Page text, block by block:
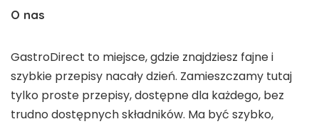
O nas
GastroDirect to miejsce, gdzie znajdziesz fajne i
szybkie przepisy nacały dzień. Zamieszczamy tutaj
tylko proste przepisy, dostępne dla każdego, bez
trudno dostępnych składników. Ma być szybko,